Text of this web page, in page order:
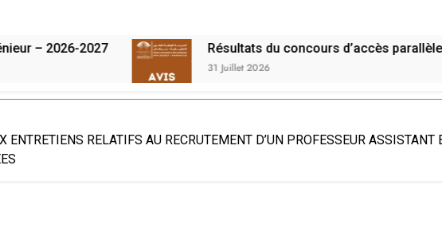
2026-2027 Résultats du concours d’accès parallèle en
31 Juillet 2026
ENTRETIENS RELATIFS AU RECRUTEMENT D’UN PROFESSEUR ASSISTANT